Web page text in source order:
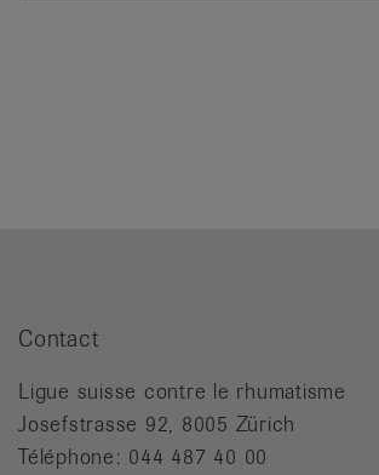
Contact
Ligue suisse contre le rhumatisme
Josefstrasse 92, 8005 Zürich
Téléphone: 044 487 40 00